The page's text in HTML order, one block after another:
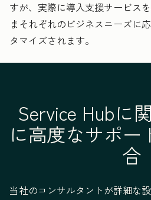
チケット発行の自
動化
プレイブックの作
—
—
すが、実際に導入支援サービス
まそれぞれのビジネスニーズに
タマイズされます。
Service Hubに
に高度なサポー
合
当社のコンサルタントが詳細な